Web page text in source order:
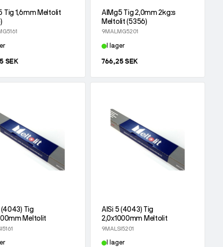
Tig 1,6mm Meltolit
SEK
AlMg5 Tig 2,0mm 2kg:s
Meltolit (5356)
9MALMG5201
I lager
766,25 SEK
(4043) Tig
Meltolit
AlSi 5 (4043) Tig
2,0x1000mm Meltolit
9MALSI5201
I lager